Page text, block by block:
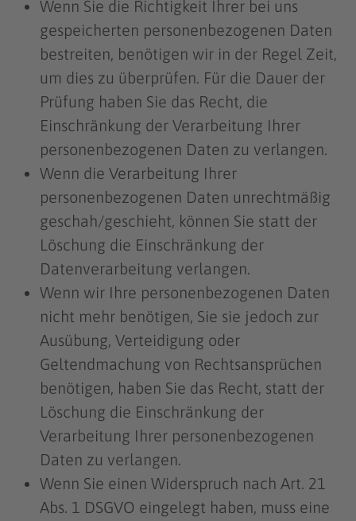
Wenn Sie die Richtigkeit Ihrer bei uns
gespeicherten personenbezogenen Daten
bestreiten, benötigen wir in der Regel Zeit,
um dies zu überprüfen. Für die Dauer der
Prüfung haben Sie das Recht, die
Einschränkung der Verarbeitung Ihrer
personenbezogenen Daten zu verlangen.
Wenn die Verarbeitung Ihrer
personenbezogenen Daten unrechtmäßig
geschah/geschieht, können Sie statt der
Löschung die Einschränkung der
Datenverarbeitung verlangen.
Wenn wir Ihre personenbezogenen Daten
nicht mehr benötigen, Sie sie jedoch zur
Ausübung, Verteidigung oder
Geltendmachung von Rechtsansprüchen
benötigen, haben Sie das Recht, statt der
Löschung die Einschränkung der
Verarbeitung Ihrer personenbezogenen
Daten zu verlangen.
Wenn Sie einen Widerspruch nach Art. 21
Abs. 1 DSGVO eingelegt haben, muss eine